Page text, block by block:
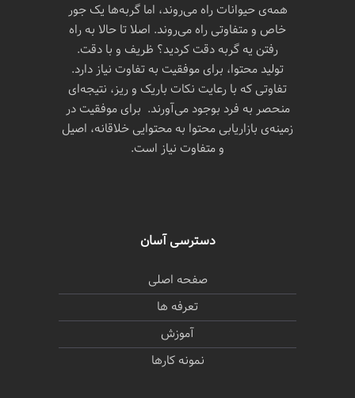
همه‌ی حیوانات راه می‌روند، اما گربه‌ها یک جور
خاص و متفاوتی راه می‌روند. اصلا تا حالا به راه
رفتن یه گربه دقت کردید؟ ظریف و با دقت.
تولید محتوا، برای موفقیت به تفاوت نیاز دارد.
تفاوتی که با رعایت نکات باریک و ریز، نتیجه‌ای
منحصر به فرد بوجود می‌آورند. برای موفقیت در
زمینه‌ی بازاریابی محتوا به محتوایی خلاقانه، اصیل
و متفاوت نیاز است.
دسترسی آسان
صفحه اصلی
تعرفه ها
آموزش
نمونه کارها